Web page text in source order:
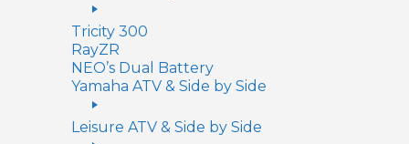
Tricity 300
RayZR
NEO’s Dual Battery
Yamaha ATV & Side by Side
Leisure ATV & Side by Side